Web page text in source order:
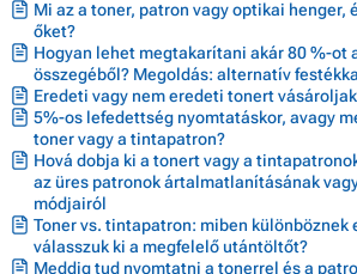
Mi az a toner, patron vagy optikai henger,
őket?
Hogyan lehet megtakarítani akár 80 %-ot
összegéből? Megoldás: alternatív
Eredeti vagy nem eredeti tonert
5%-os lefedettség nyomtatáskor, avagy
toner vagy a tintapatron?
Hová dobja ki a tonert vagy a
az üres patronok ártalmatlanításának
módjairól
Toner vs. tintapatron: miben különböznek
válasszuk ki a megfelelő utántöltőt?
Meddig tud nyomtatni a tonerrel és a